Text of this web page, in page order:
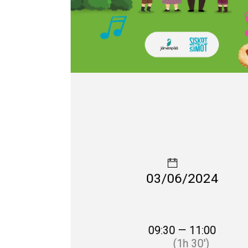
03/06/2024
09:30 — 11:00
(1h 30′)